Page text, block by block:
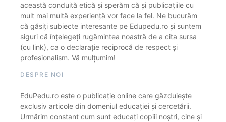
această conduită etică și sperăm că și publicațiile cu
mult mai multă experiență vor face la fel. Ne bucurăm
că găsiți subiecte interesante pe Edupedu.ro și suntem
siguri că înțelegeți rugămintea noastră de a cita sursa
(cu link), ca o declarație reciprocă de respect și
profesionalism. Vă mulțumim!
DESPRE NOI
EduPedu.ro este o publicație online care găzduiește
exclusiv articole din domeniul educației și cercetării.
Urmărim constant cum sunt educați copiii noștri, cine și